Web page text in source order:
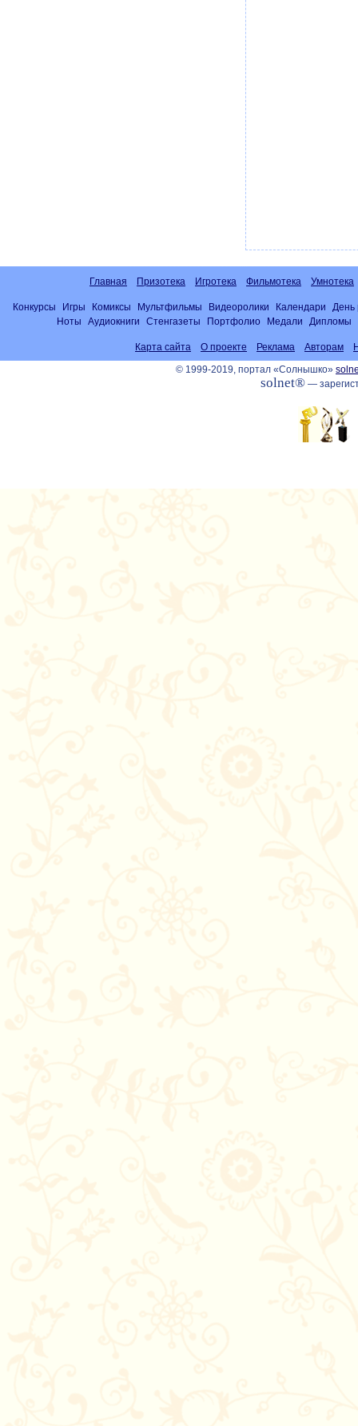
Главная Призотека Игротека Фильмотека Умнотека
Конкурсы Игры Комиксы Мультфильмы Видеоролики Календари
День
Ноты
Аудиокниги Стенгазеты Портфолио Медали Дипломы
Карта сайта О проекте Реклама Авторам
© 1999-2019, портал «Солнышко»
solnet®—